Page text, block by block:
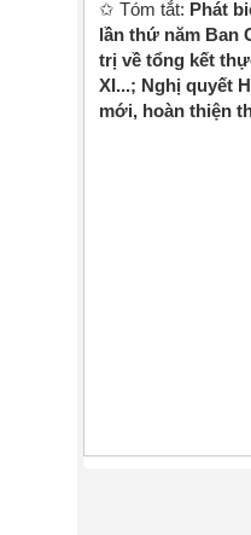
✩ Tóm tắt: Phát
lần thứ năm Ban
trị về tổng kết
XI...; Nghị quyết
mới, hoàn thiện